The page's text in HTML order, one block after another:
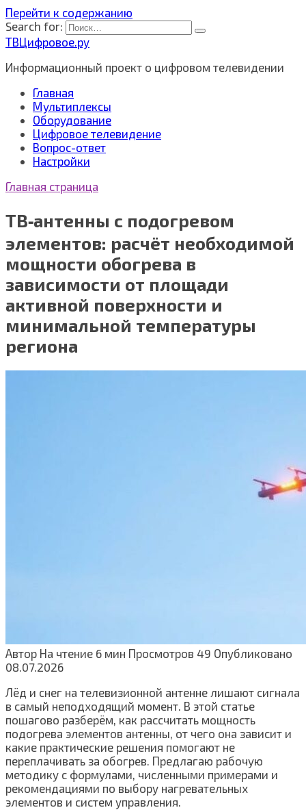
Перейти к содержанию
Search for:
ТВЦифровое.ру
Информационный проект о цифровом телевидении
Главная
Мультиплексы
Оборудование
Цифровое телевидение
Вопрос-ответ
Настройки
Главная страница
ТВ‑антенны с подогревом
элементов: расчёт необходимой
мощности обогрева в
зависимости от площади
активной поверхности и
минимальной температуры
региона
Автор На чтение 6 мин Просмотров 49 Опубликовано
08.07.2026
Лёд и снег на телевизионной антенне лишают сигнала
в самый неподходящий момент. В этой статье
пошагово разберём, как рассчитать мощность
подогрева элементов антенны, от чего она зависит и
какие практические решения помогают не
переплачивать за обогрев. Предлагаю рабочую
методику с формулами, численными примерами и
рекомендациями по выбору нагревательных
элементов и систем управления.